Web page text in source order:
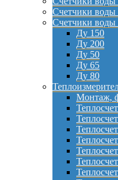
Счетчики воды
Счетчики
Ду 150
Ду 200
Ду 50
Ду 65
Ду 80
Монтаж,